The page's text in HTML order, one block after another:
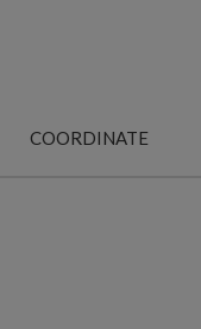
COORDINATE